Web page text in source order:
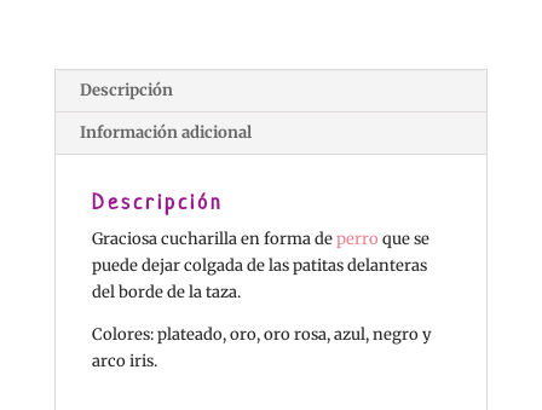
Descripción
Información adicional
Descripción
Graciosa cucharilla en forma deperro que se
puede dejar colgada de las patitas delanteras
del borde de la taza.
Colores: plateado, oro, oro rosa, azul, negro y
arco iris.